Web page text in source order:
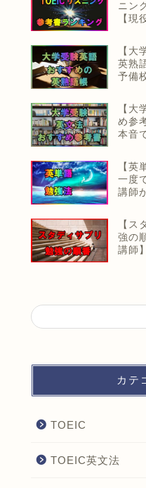
ニン
【現
【大
英熟
予備
【大
め参
本音
【英
一度
講師
【ス
強の
講師】
カテ
TOEIC
TOEIC英文法